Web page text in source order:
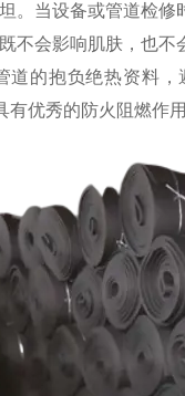
。当设备或管道检修
会影响肌肤，也不
道的抱负绝热资料
优秀的防火阻燃作用